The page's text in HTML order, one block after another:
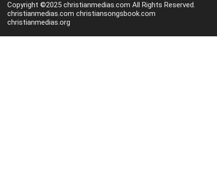
Copyright ©2025 christianmedias.com All Rights Reserved.
christianmedias.com christiansongsbook.com
christianmedias.org